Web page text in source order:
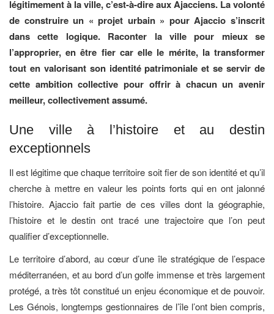
légitimement à la ville, c’est-à-dire aux Ajacciens. La volonté
de construire un « projet urbain » pour Ajaccio s’inscrit
dans cette logique. Raconter la ville pour mieux se
l’approprier, en être fier car elle le mérite, la transformer
tout en valorisant son identité patrimoniale et se servir de
cette ambition collective pour offrir à chacun un avenir
meilleur, collectivement assumé.
Une ville à l’histoire et au destin
exceptionnels
Il est légitime que chaque territoire soit fier de son identité et qu’il
cherche à mettre en valeur les points forts qui en ont jalonné
l’histoire. Ajaccio fait partie de ces villes dont la géographie,
l’histoire et le destin ont tracé une trajectoire que l’on peut
qualifier d’exceptionnelle.
Le territoire d’abord, au cœur d’une île stratégique de l’espace
méditerranéen, et au bord d’un golfe immense et très largement
protégé, a très tôt constitué un enjeu économique et de pouvoir.
Les Génois, longtemps gestionnaires de l’île l’ont bien compris,